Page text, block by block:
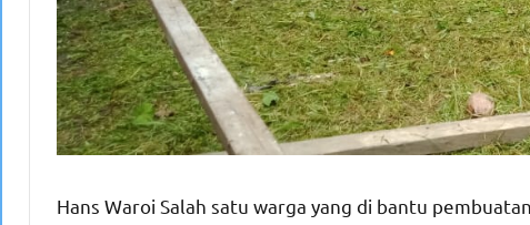
Hans Waroi Salah satu warga yang di bantu